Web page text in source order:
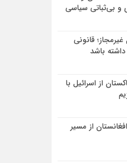
و بی‌ثباتی سیاسی
اتباع غیرمجاز؛ قانونی
باشد
از اسرائیل با
از مسیر